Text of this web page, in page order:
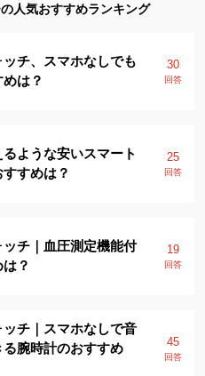
の人気おすすめランキング
ッチ、スマホなしでも
は？
30
回答
るような安いスマート
すめは？
25
回答
ッチ｜血圧測定機能付
？
19
回答
ッチ｜スマホなしで音
腕時計のおすすめ
45
回答